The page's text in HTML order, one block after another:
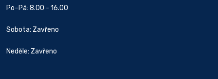
Po–Pá: 8.00 - 16.00
Sobota: Zavřeno
Neděle: Zavřeno